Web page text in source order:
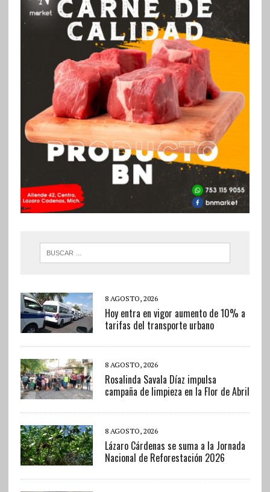
8 AGOSTO, 2026
Hoy entra en vigor aumento de 10% a
tarifas del transporte urbano
8 AGOSTO, 2026
Rosalinda Savala Díaz impulsa
campaña de limpieza en la Flor de Abril
8 AGOSTO, 2026
Lázaro Cárdenas se suma a la Jornada
Nacional de Reforestación 2026